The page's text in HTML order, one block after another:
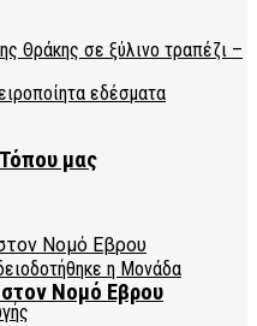
μας
Nομό Εβρου